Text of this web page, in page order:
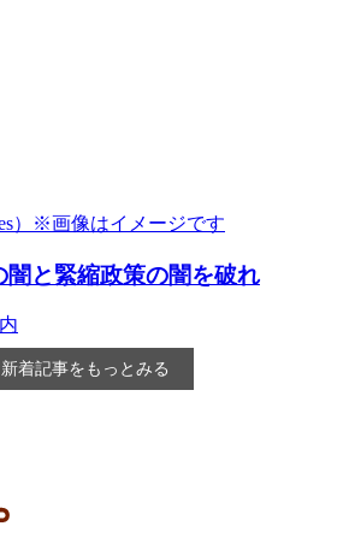
闇と緊縮政策の闇を破れ
新着記事をもっとみる